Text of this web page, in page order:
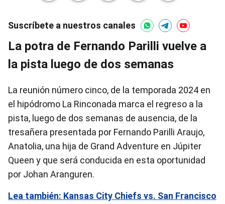
Suscríbete a nuestros canales
La potra de Fernando Parilli vuelve a
la pista luego de dos semanas
La reunión número cinco, de la temporada 2024 en
el hipódromo La Rinconada marca el regreso a la
pista, luego de dos semanas de ausencia, de la
tresañera presentada por Fernando Parilli Araujo,
Anatolia, una hija de Grand Adventure en Júpiter
Queen y que será conducida en esta oportunidad
por Johan Aranguren.
Lea también: Kansas City Chiefs vs. San Francisco